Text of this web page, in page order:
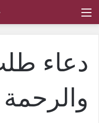
القائمة
دعاء
والرحمة